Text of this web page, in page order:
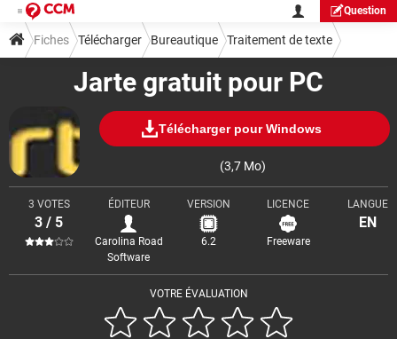
Question
Jarte gratuit pour PC
Télécharger pour Windows
(3,7 Mo)
VOTRE ÉVALUATION
3 VOTES
3 / 5
ÉDITEUR
Carolina Road
Software
VERSION
6.2
LICENCE
Freeware
LANGUE
EN
Fiches Télécharger Bureautique Traitement de texte